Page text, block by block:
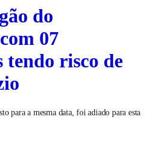
do
07
tendo risco de
para a mesma data, foi adiado para esta